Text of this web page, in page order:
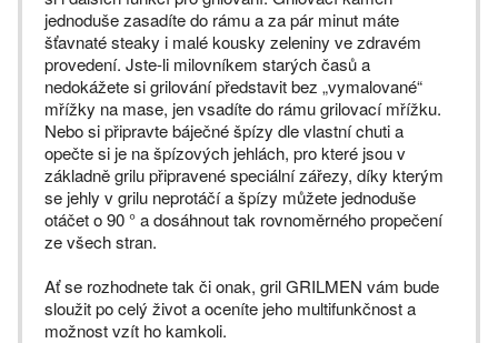
jednoduše zasadíte do rámu a za pár minut máte
šťavnaté steaky i malé kousky zeleniny ve zdravém
provedení. Jste-li milovníkem starých časů a
nedokážete si grilování představit bez „vymalované“
mřížky na mase, jen vsadíte do rámu grilovací mřížku.
Nebo si připravte báječné špízy dle vlastní chuti a
opečte si je na špízových jehlách, pro které jsou v
základně grilu připravené speciální zářezy, díky kterým
se jehly v grilu neprotáčí a špízy můžete jednoduše
otáčet o 90 ° a dosáhnout tak rovnoměrného propečení
ze všech stran.
Ať se rozhodnete tak či onak, gril GRILMEN vám bude
sloužit po celý život a oceníte jeho multifunkčnost a
možnost vzít ho kamkoli.